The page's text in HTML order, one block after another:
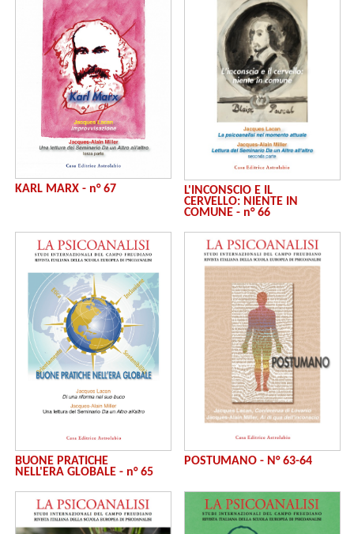
KARL MARX - n° 67
L'INCONSCIO E IL
CERVELLO: NIENTE IN
COMUNE - n° 66
BUONE PRATICHE
NELL'ERA GLOBALE - n° 65
POSTUMANO - N° 63-64